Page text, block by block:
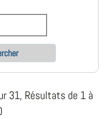
31, Résultats de 1 à